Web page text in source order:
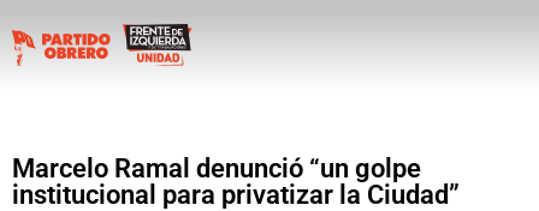
Marcelo Ramal denunció “un golpe
institucional para privatizar la Ciudad”